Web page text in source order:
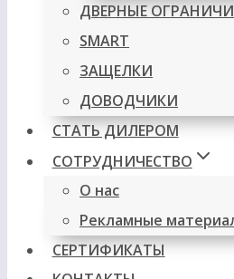
ДВЕРНЫЕ
SMART
ЗАЩЕЛКИ
ДОВОДЧИКИ
СТАТЬ ДИЛЕРОМ
СОТРУДНИЧЕСТВО
О нас
Рекламные
СЕРТИФИКАТЫ